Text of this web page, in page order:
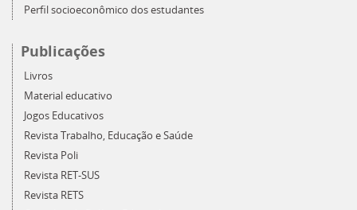
Perfil socioeconômico dos estudantes
Publicações
Livros
Material educativo
Jogos Educativos
Revista Trabalho, Educação e Saúde
Revista Poli
Revista RET-SUS
Revista RETS